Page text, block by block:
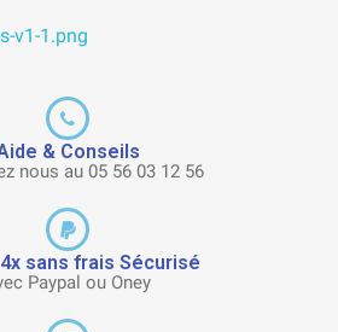
& Conseils
nous au 05 56 03 12 56
sans frais Sécurisé
Paypal ou Oney